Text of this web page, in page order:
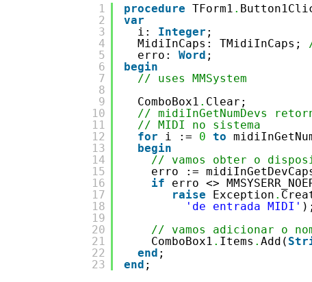
1
2
3
4
5
6
7
8
9
10
11
12
13
14
15
16
17
18
19
20
21
22
23
procedure TForm1 .
var
i: Integer ;
MidiInCaps: TMidiInCaps;
erro: Word ;
begin
// uses MMSystem
ComboBox1 . Clear;
// midiInGetNumDevs
// MIDI no sistema
for
i := 0 to
begin
// vamos obter o
erro :=
if
erro <>
raise
Exception .
'de entrada MIDI' );
// vamos adicionar o
ComboBox1 . Items . Add(
end ;
end ;